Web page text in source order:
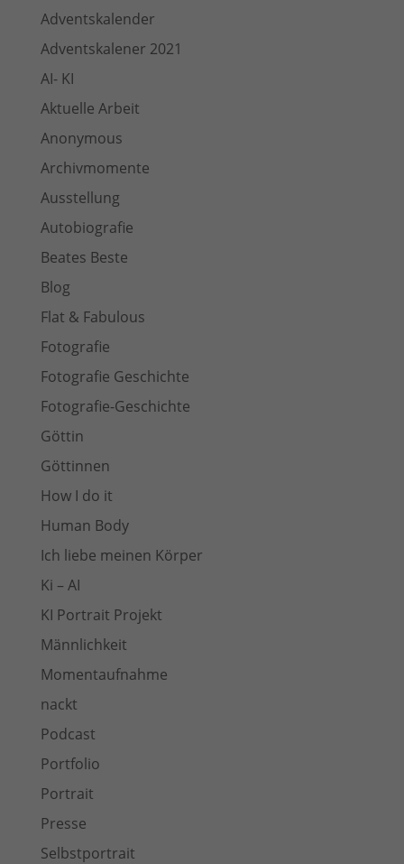
Adventskalender
Adventskalener 2021
AI- KI
Aktuelle Arbeit
Anonymous
Archivmomente
Ausstellung
Autobiografie
Beates Beste
Blog
Flat & Fabulous
Fotografie
Fotografie Geschichte
Fotografie-Geschichte
Göttin
Göttinnen
How I do it
Human Body
Ich liebe meinen Körper
Ki – AI
KI Portrait Projekt
Männlichkeit
Momentaufnahme
nackt
Podcast
Portfolio
Portrait
Presse
Selbstportrait